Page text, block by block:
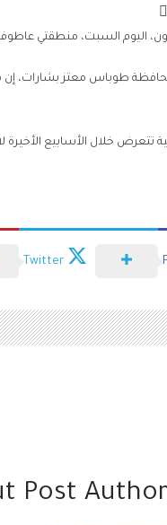
اليوم السبت، منطقتي
طوباس معتز بشارات، إن
تتعرض خلال الأسابيع
Twitter
Post